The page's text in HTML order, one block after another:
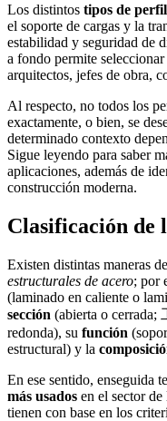
Los distintos tipos de
el soporte de cargas y la
estabilidad y seguridad de
a fondo permite
arquitectos, jefes de obra,
Al respecto, no todos los
exactamente, o bien, se
determinado contexto
Sigue leyendo para saber
aplicaciones, además de
construcción moderna.
Clasificación de
Existen distintas maneras
estructurales de acero; por
(laminado en caliente o
sección (abierta o cerrada;
redonda), su función
estructural) y la
En ese sentido, enseguida
más usados en el sector
tienen con base en los